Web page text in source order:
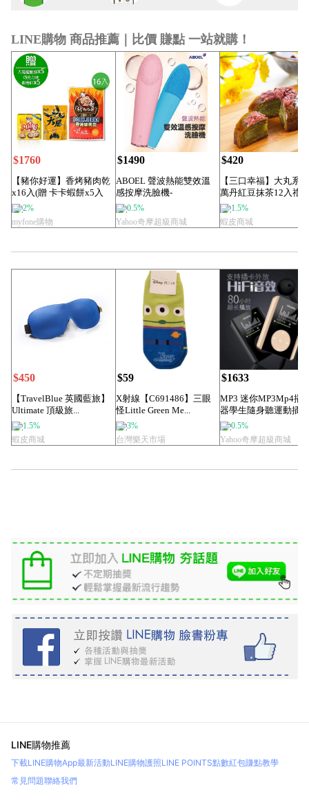
LINE購物 商品推薦｜比價 賺點 一站就購！
$1760
【豬你好運】香烤豬肉乾
x16入(贈 卡卡蝦餅x5入
+加登堡巧...
2%
myfone購物
$1490
ABOEL 聲波熱能雙效溫
感按摩洗臉機-
ABB620【KK0...
0.5%
Yahoo奇摩超級商城
$420
【三口幸福】大丸系
萬丹紅豆抹茶12入禮
下午點心時...
1.5%
蝦皮商城
$450
【TravelBlue 英國藍旅】
Ultimate 頂級旅...
1.5%
蝦皮商城
$59
X射線【C691486】三眼
怪Little Green Me...
3%
台灣樂天市場
$1633
MP3 迷你MP3Mp4播
器學生隨身聽運動插
放p3p4...
0.5%
Yahoo奇摩超級商城
LINE購物推薦
下載LINE購物App最新活動LINE購物護照LINE POINTS點數紅包賺點教學
常見問題聯絡我們